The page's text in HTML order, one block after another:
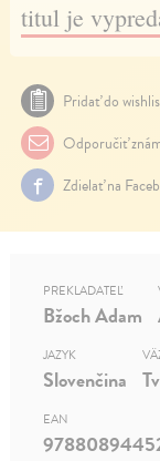
titul je
Pridať do
Odporučiť
Zdielať na
PREKLADATEĽ
Bžoch Adam
JAZYK
Slovenčina
EAN